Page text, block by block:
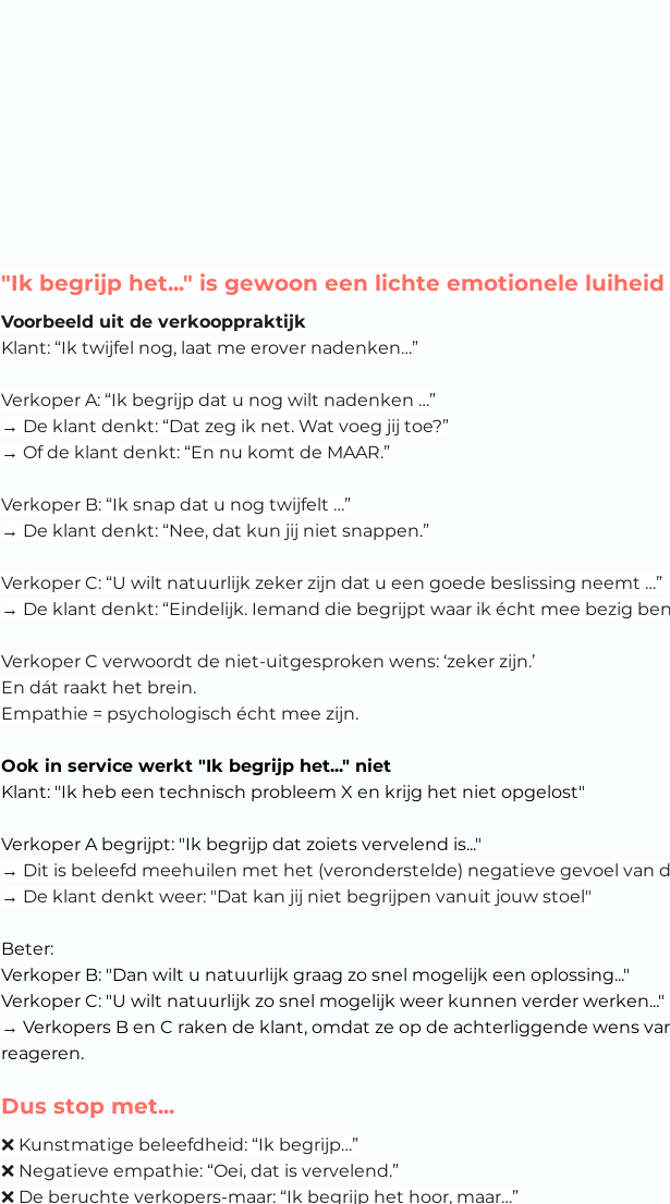
"Ik begrijp het..." is gewoon een lichte emotionele luiheid
Voorbeeld uit de verkooppraktijk
Klant: “Ik twijfel nog, laat me erover nadenken…”
Verkoper A: “Ik begrijp dat u nog wilt nadenken …”
→ De klant denkt: “Dat zeg ik net. Wat voeg jij toe?”
→ Of de klant denkt: “En nu komt de MAAR.”
Verkoper B: “Ik snap dat u nog twijfelt …”
→ De klant denkt: “Nee, dat kun jij niet snappen.”
Verkoper C: “U wilt natuurlijk zeker zijn dat u een goede beslissing neemt …”
→ De klant denkt: “Eindelijk. Iemand die begrijpt waar ik écht mee bezig
Verkoper C verwoordt de niet-uitgesproken wens: ‘zeker zijn.’
En dát raakt het brein.
Empathie = psychologisch écht mee zijn.
Ook in service werkt "Ik begrijp het..." niet
Klant: "Ik heb een technisch probleem X en krijg het niet opgelost"
Verkoper A begrijpt: "Ik begrijp dat zoiets vervelend is..."
→ Dit is beleefd meehuilen met het (veronderstelde) negatieve gevoel van
→ De klant denkt weer: "Dat kan jij niet begrijpen vanuit jouw stoel"
Beter:
Verkoper B: "Dan wilt u natuurlijk graag zo snel mogelijk een oplossing..."
Verkoper C: "U wilt natuurlijk zo snel mogelijk weer kunnen verder werken..."
→ Verkopers B en C raken de klant, omdat ze op de achterliggende wens
reageren.
Dus stop met...
❌ Kunstmatige beleefdheid: “Ik begrijp…”
❌ Negatieve empathie: “Oei, dat is vervelend.”
❌ De beruchte verkopers-maar: “Ik begrijp het hoor, maar…”